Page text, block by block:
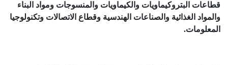
قطاعات البتروكيماويات والكيماويات والمنسوجات ومواد البناء
والمواد الغذائية والصناعات الهندسية وقطاع الاتصالات وتكنولوجيا
المعلومات.